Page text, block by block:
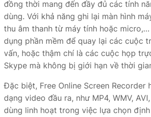
đồng thời mang đến đầy đủ các tính
dùng. Với khả năng ghi lại màn hình
thu âm thanh từ máy tính hoặc
dụng phần mềm để quay lại các cuộc
vấn, hoặc thậm chí là các cuộc họp
Skype mà không bị giới hạn về thời
Đặc biệt, Free Online Screen Recorder
dạng video đầu ra, như MP4, WMV,
dùng linh hoạt trong việc lựa chọn